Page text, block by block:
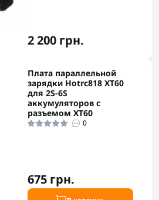
2 200 грн.
Плата параллельной
зарядки Hotrc818 XT60
для 2S-6S
аккумуляторов с
разъемом XT60
0
675 грн.